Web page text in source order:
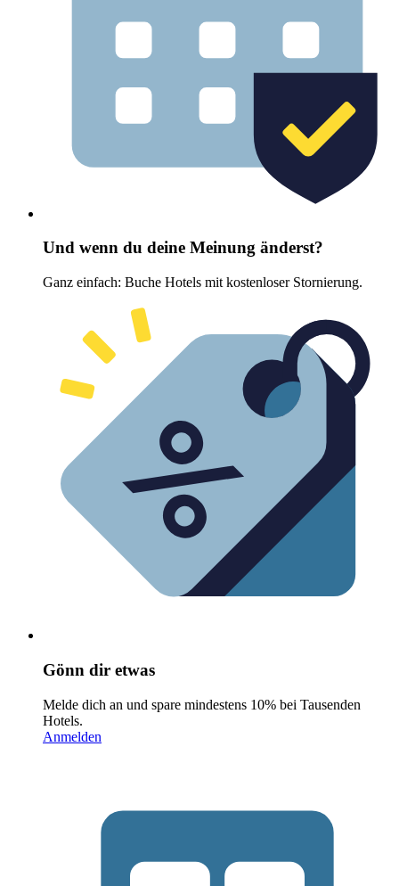
Und wenn du deine Meinung änderst?
Ganz einfach: Buche Hotels mit kostenloser Stornierung.
Gönn dir etwas
Melde dich an und spare mindestens 10% bei Tausenden
Hotels.
Anmelden